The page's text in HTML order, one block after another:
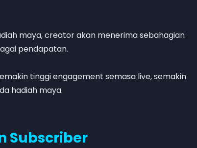
maya, creator akan menerima sebahagian
pendapatan.
tinggi engagement semasa live, semakin
hadiah maya.
Subscriber